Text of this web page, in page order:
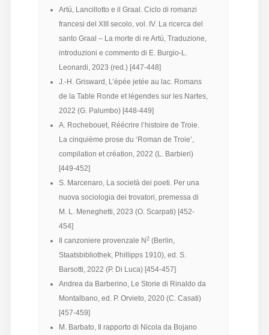
Artú, Lancillotto e il Graal. Ciclo di romanzi
francesi del XIII secolo, vol. IV. La ricerca del
santo Graal – La morte di re Artú, Traduzione,
introduzioni e commento di E. Burgio-L.
Leonardi, 2023 (red.) [447-448]
J.-H. Grisward, L’épée jetée au lac. Romans
de la Table Ronde et légendes sur les Nartes,
2022 (G. Palumbo) [448-449]
A. Rochebouet, Réécrire l’histoire de Troie.
La cinquième prose du ‘Roman de Troie’,
compilation et création, 2022 (L. Barbieri)
[449-452]
S. Marcenaro, La società dei poeti. Per una
nuova sociologia dei trovatori, premessa di
M. L. Meneghetti, 2023 (O. Scarpati) [452-
454]
Il canzoniere provenzale N2(Berlin,
Staatsbibliothek, Phillipps 1910), ed. S.
Barsotti, 2022 (P. Di Luca) [454-457]
Andrea da Barberino, Le Storie di Rinaldo da
Montalbano, ed. P. Orvieto, 2020 (C. Casati)
[457-459]
M. Barbato, Il rapporto di Nicola da Bojano